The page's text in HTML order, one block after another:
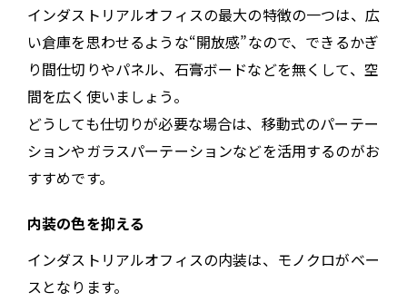
インダストリアルオフィスの最大の特徴の一つは、広
い倉庫を思わせるような“開放感”なので、できるかぎ
り間仕切りやパネル、石膏ボードなどを無くして、空
間を広く使いましょう。
どうしても仕切りが必要な場合は、移動式のパーテー
ションやガラスパーテーションなどを活用するのがお
すすめです。
内装の色を抑える
インダストリアルオフィスの内装は、モノクロがベー
スとなります。